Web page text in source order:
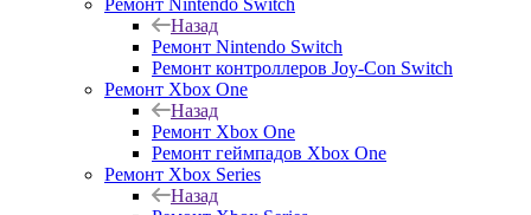
Ремонт Nintendo Switch
Назад
Ремонт Nintendo Switch
Ремонт контроллеров Joy-Con Switch
Ремонт Xbox One
Назад
Ремонт Xbox One
Ремонт геймпадов Xbox One
Ремонт Xbox Series
Назад